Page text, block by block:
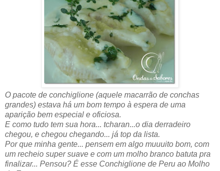
O pacote de conchiglione (aquele macarrão de conchas
grandes) estava há um bom tempo à espera de uma
aparição bem especial e oficiosa.
E como tudo tem sua hora... tcharan...o dia derradeiro
chegou, e chegou chegando... já top da lista.
Por que minha gente... pensem em algo muuuito bom, com
um recheio super suave e com um molho branco batuta pra
finalizar... Pensou? É esse Conchiglione de Peru ao Molho